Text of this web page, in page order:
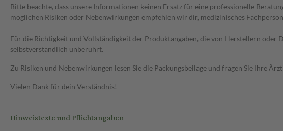
Bitte beachte, dass unsere Informationen keinen Ersatz für eine professionelle
möglichen Risiken oder Nebenwirkungen empfehlen wir dir, medizinisches
Für die Richtigkeit und Vollständigkeit der Produktangaben, die von Herstellern
selbstverständlich unberührt.
Zu Risiken und Nebenwirkungen lesen Sie die Packungsbeilage und fragen Sie Ihre
Vielen Dank für dein Verständnis!
Hinweistexte und Pflichtangaben